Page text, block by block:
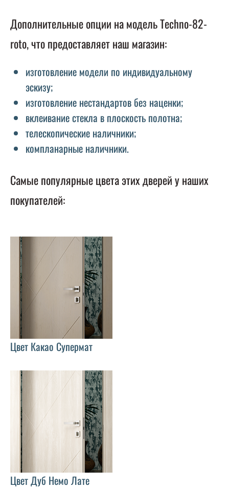
Дополнительные опции на модель Techno-82-
roto, что предоставляет наш магазин:
изготовление модели по индивидуальному
эскизу;
изготовление нестандартов без наценки;
вклеивание стекла в плоскость полотна;
телескопические наличники;
компланарные наличники.
Самые популярные цвета этих дверей у наших
покупателей:
Цвет Какао Супермат
Цвет Дуб Немо Лате